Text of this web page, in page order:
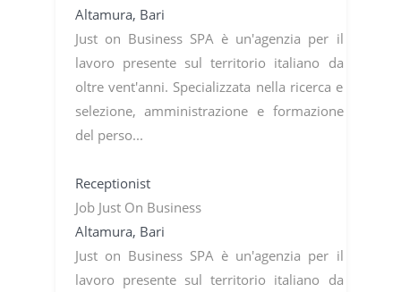
Altamura, Bari
Just on Business SPA è un'agenzia per il
lavoro presente sul territorio italiano da
oltre vent'anni. Specializzata nella ricerca e
selezione, amministrazione e formazione
del perso...
Receptionist
Job Just On Business
Altamura, Bari
Just on Business SPA è un'agenzia per il
lavoro presente sul territorio italiano da